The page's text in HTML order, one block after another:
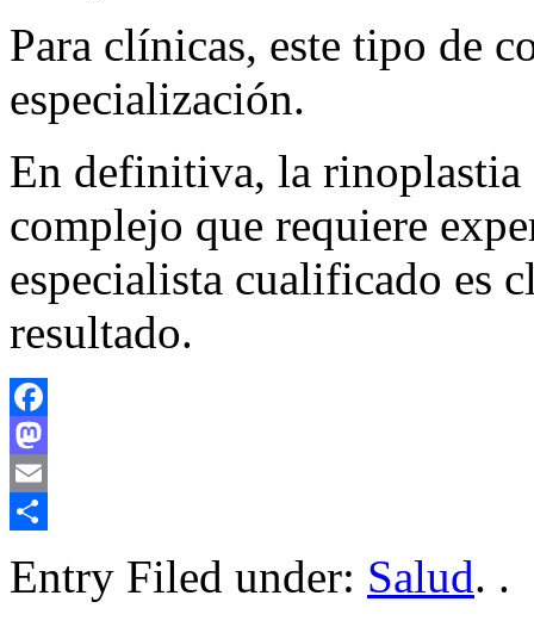
Para clínicas, este tipo de
especialización.
En definitiva, la rinoplastia
complejo que requiere
especialista cualificado es
resultado.
Facebook
Mastodon
Email
Entry Filed under: Salud. .